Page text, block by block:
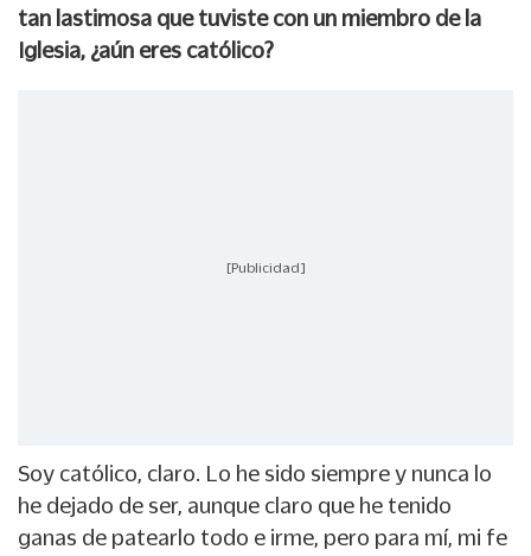
tan lastimosa que tuviste con un miembro de la
Iglesia, ¿aún eres católico?
[Publicidad]
Soy católico, claro. Lo he sido siempre y nunca lo
he dejado de ser, aunque claro que he tenido
ganas de patearlo todo e irme, pero para mí, mi fe